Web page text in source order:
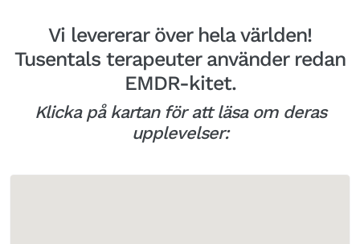
Vi levererar över hela världen!
Tusentals terapeuter använder redan
EMDR-kitet.
Klicka på kartan för att läsa om deras
upplevelser: